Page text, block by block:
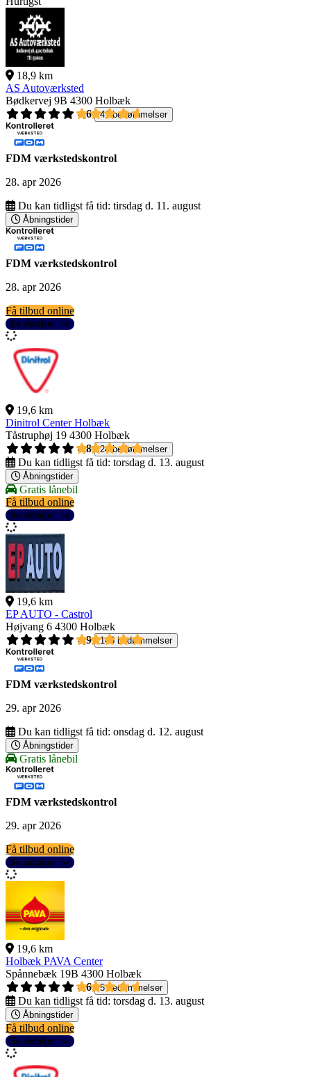
18,9 km
AS Autoværksted
Bødkervej 9B 4300 Holbæk
4,6
41 bedømmelser
FDM værkstedskontrol
28. apr 2026
Du kan tidligst få tid: tirsdag d. 11. august
Åbningstider
FDM værkstedskontrol
28. apr 2026
Få tilbud online
Se detaljer
19,6 km
Dinitrol Center Holbæk
Tåstruphøj 19 4300 Holbæk
4,8
24 bedømmelser
Du kan tidligst få tid: torsdag d. 13. august
Åbningstider
Gratis lånebil
Få tilbud online
Se detaljer
19,6 km
EP AUTO - Castrol
Højvang 6 4300 Holbæk
4,9
145 bedømmelser
FDM værkstedskontrol
29. apr 2026
Du kan tidligst få tid: onsdag d. 12. august
Åbningstider
Gratis lånebil
FDM værkstedskontrol
29. apr 2026
Få tilbud online
Se detaljer
19,6 km
Holbæk PAVA Center
Spånnebæk 19B 4300 Holbæk
4,6
5 bedømmelser
Du kan tidligst få tid: torsdag d. 13. august
Åbningstider
Få tilbud online
Se detaljer